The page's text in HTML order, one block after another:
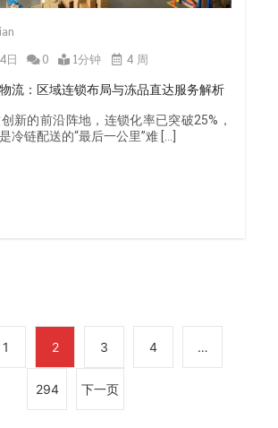
日
0 1分钟 4 周
流：区域连锁布局与冻品直达服务解析
新的前沿阵地，连锁化率已突破25%，
冷链配送的“最后一公里”难 […]
1 2 3 4 …
294 下一页
杭州中央厨房布局餐饮连锁，冷链配
送如何打通关键一环